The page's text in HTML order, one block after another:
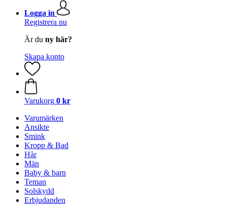
Logga in
Registrera nu
Är du ny här?
Skapa konto
Varukorg 0 kr
Varumärken
Ansikte
Smink
Kropp & Bad
Hår
Män
Baby & barn
Teman
Solskydd
Erbjudanden